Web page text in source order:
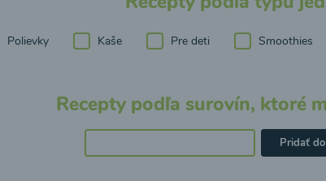
Polievky Kaše Pre deti Smoothies
Recepty podľa surovín, ktoré
Pridať